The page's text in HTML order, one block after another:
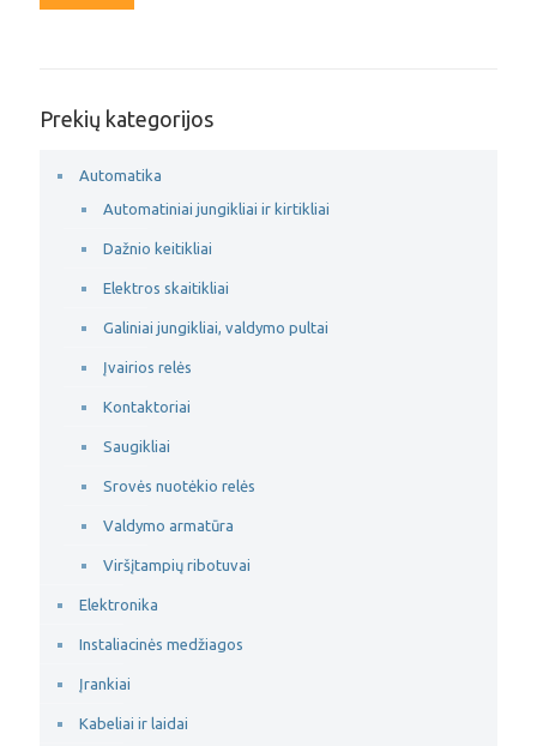
Prekių kategorijos
Automatika
Automatiniai jungikliai ir kirtikliai
Dažnio keitikliai
Elektros skaitikliai
Galiniai jungikliai, valdymo pultai
Įvairios relės
Kontaktoriai
Saugikliai
Srovės nuotėkio relės
Valdymo armatūra
Viršįtampių ribotuvai
Elektronika
Instaliacinės medžiagos
Įrankiai
Kabeliai ir laidai